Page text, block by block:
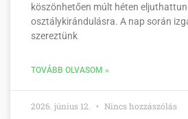
köszönhetően múlt héten
osztálykirándulásra. A nap során
szereztünk
TOVÁBB OLVASOM »
2026. június 12. Nincs hozzászólás